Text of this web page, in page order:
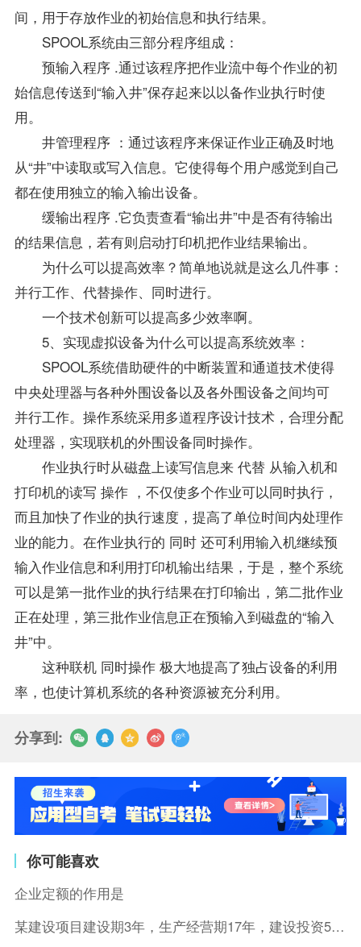
间，用于存放作业的初始信息和执行结果。
SPOOL系统由三部分程序组成：
预输入程序 .通过该程序把作业流中每个作业的初
始信息传送到“输入井”保存起来以以备作业执行时使
用。
井管理程序 ：通过该程序来保证作业正确及时地
从“井”中读取或写入信息。它使得每个用户感觉到自己
都在使用独立的输入输出设备。
缓输出程序 .它负责查看“输出井”中是否有待输出
的结果信息，若有则启动打印机把作业结果输出。
为什么可以提高效率？简单地说就是这么几件事：
并行工作、代替操作、同时进行。
一个技术创新可以提高多少效率啊。
5、实现虚拟设备为什么可以提高系统效率：
SPOOL系统借助硬件的中断装置和通道技术使得
中央处理器与各种外围设备以及各外围设备之间均可
并行工作。操作系统采用多道程序设计技术，合理分配
处理器，实现联机的外围设备同时操作。
作业执行时从磁盘上读写信息来 代替 从输入机和
打印机的读写 操作 ，不仅使多个作业可以同时执行，
而且加快了作业的执行速度，提高了单位时间内处理作
业的能力。在作业执行的 同时 还可利用输入机继续预
输入作业信息和利用打印机输出结果，于是，整个系统
可以是第一批作业的执行结果在打印输出，第二批作业
正在处理，第三批作业信息正在预输入到磁盘的“输入
井”中。
这种联机 同时操作 极大地提高了独占设备的利用
率，也使计算机系统的各种资源被充分利用。
分享到:
你可能喜欢
企业定额的作用是
某建设项目建设期3年，生产经营期17年，建设投资5500万元